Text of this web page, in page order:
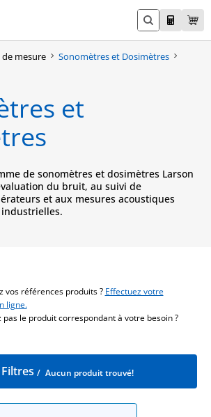
mesure
Sonomètres et Dosimètres
et
de sonomètres et dosimètres Larson
du bruit, au suivi de
et aux mesures acoustiques
vos références produits ? Effectuez votre
ligne.
pas le produit correspondant à votre besoin ?
Filtres Aucun produit trouvé!